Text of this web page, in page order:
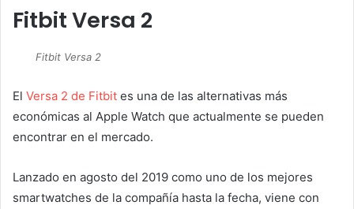
Fitbit Versa 2
Fitbit Versa 2
El Versa 2 de Fitbit es una de las alternativas más
económicas al Apple Watch que actualmente se pueden
encontrar en el mercado.
Lanzado en agosto del 2019 como uno de los mejores
smartwatches de la compañía hasta la fecha, viene con